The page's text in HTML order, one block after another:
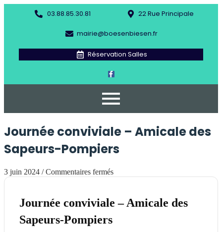
03.88.85.30.81 22 Rue Principale
mairie@boesenbiesen.fr
Réservation Salles
Journée conviviale – Amicale des
Sapeurs-Pompiers
3 juin 2024 / Commentaires fermés
Journée conviviale – Amicale des
Sapeurs-Pompiers